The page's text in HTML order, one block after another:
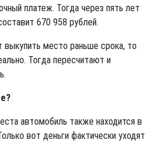
платеж. Тогда через пять лет
670 958 рублей.
выкупить место раньше срока, то
Тогда пересчитают и
автомобиль также находится в
вот деньги фактически уходят